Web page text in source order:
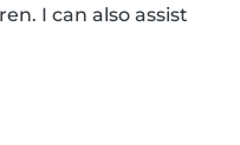
I can also assist